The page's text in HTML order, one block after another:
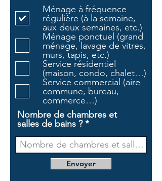
g
a
t
o
i
r
e
Ménage à fréquence
régulière (à la semaine,
aux deux semaines, etc.)
Ménage ponctuel (grand
ménage, lavage de vitres,
murs, tapis, etc.)
Service résidentiel
(maison, condo, chalet…)
Service commercial (aire
commune, bureau,
commerce…)
Nombre de chambres et
salles de bains ?
Envoyer